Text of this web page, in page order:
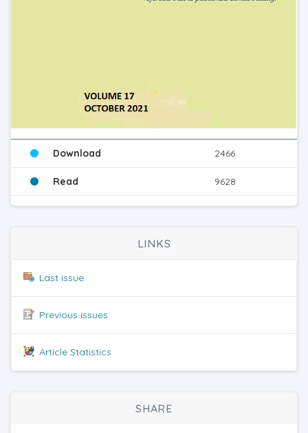
Download 2466
Read 9628
LINKS
Last issue
Previous issues
Article Statistics
SHARE